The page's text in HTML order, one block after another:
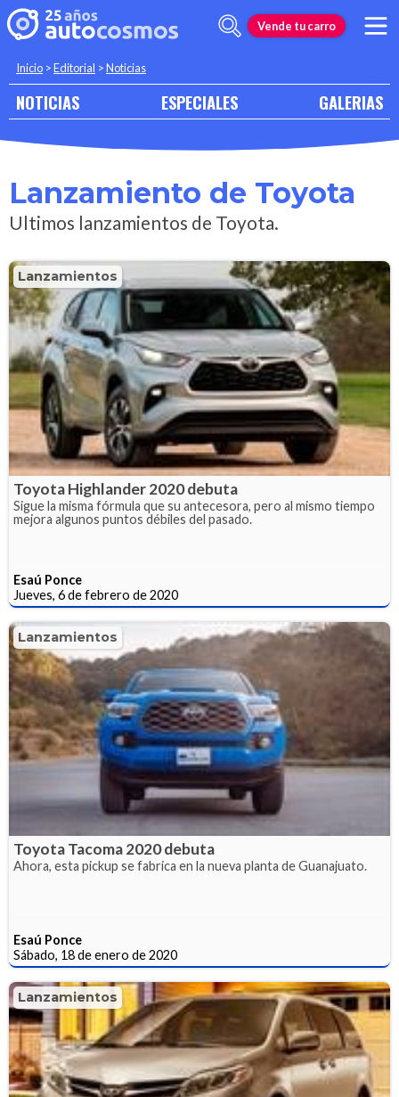
Vende tu carro
Inicio >Editorial >Noticias
NOTICIAS ESPECIALES GALERIAS
Lanzamiento de Toyota
Ultimos lanzamientos de Toyota.
Lanzamientos
Toyota Highlander 2020 debuta
Sigue la misma fórmula que su antecesora, pero al mismo tiempo
mejora algunos puntos débiles del pasado.
Esaú Ponce
Jueves, 6 de febrero de 2020
Lanzamientos
Toyota Tacoma 2020 debuta
Ahora, esta pickup se fabrica en la nueva planta de Guanajuato.
Esaú Ponce
Sábado, 18 de enero de 2020
Lanzamientos